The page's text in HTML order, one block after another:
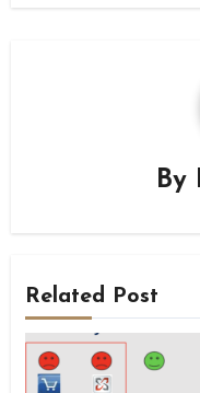
By
Related Post